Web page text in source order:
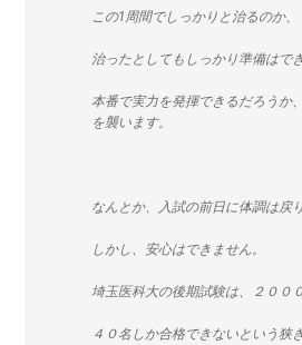
この1周間でしっかりと治るのか、
治ったとしてもしっかり準備はで
本番で実力を発揮できるだろうか
を襲います。
なんとか、入試の前日に体調は戻
しかし、安心はできません。
埼玉医科大の後期試験は、２００
４０名しか合格できないという狭